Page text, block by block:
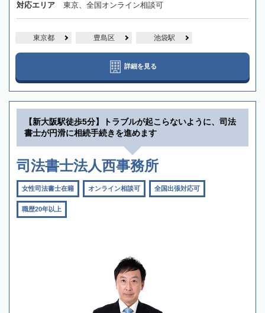
対応エリア 東京、全国オンライン相談可
東京都 豊島区 池袋駅
詳細を見る
【新大阪駅徒歩5分】トラブルが起こらないように、司法
書士が円滑に相続手続きを進めます
司法書士法人西事務所
女性司法書士在籍 オンライン相談可 全国出張対応可
職歴20年以上